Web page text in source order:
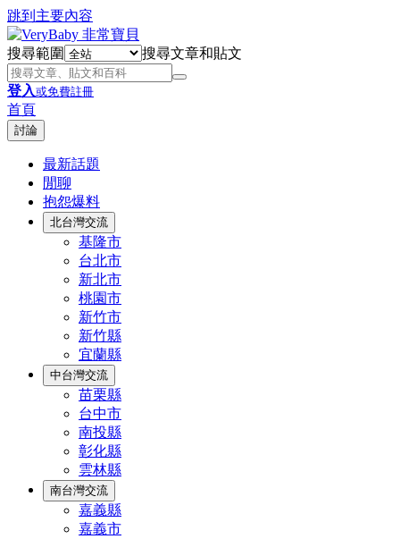
跳到主要內容
搜尋範圍 搜尋文章和貼文
登入或免費註冊
首頁
討論
最新話題
閒聊
抱怨爆料
北台灣交流
基隆市
台北市
新北市
桃園市
新竹市
新竹縣
宜蘭縣
中台灣交流
苗栗縣
台中市
南投縣
彰化縣
雲林縣
南台灣交流
嘉義縣
嘉義市